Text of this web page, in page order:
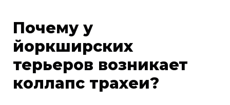
Почему у
йоркширских
терьеров возникает
коллапс трахеи?